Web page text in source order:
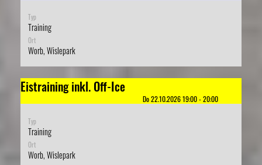
Typ
Training
Ort
Worb, Wislepark
Eistraining inkl. Off-Ice
Do 22.10.2026 19:00 - 20:00
Typ
Training
Ort
Worb, Wislepark